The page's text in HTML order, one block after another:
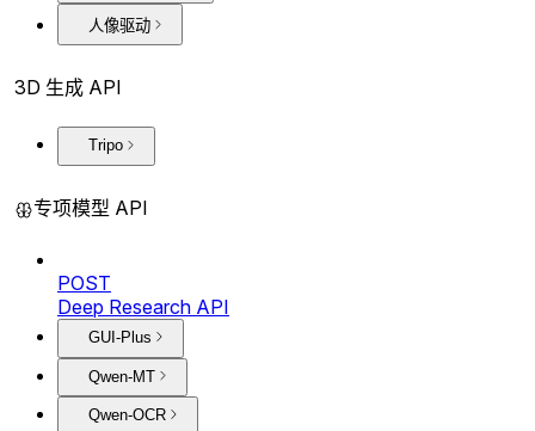
人像驱动
3D 生成 API
Tripo
专项模型 API
POST
Deep Research API
GUI-Plus
Qwen-MT
Qwen-OCR